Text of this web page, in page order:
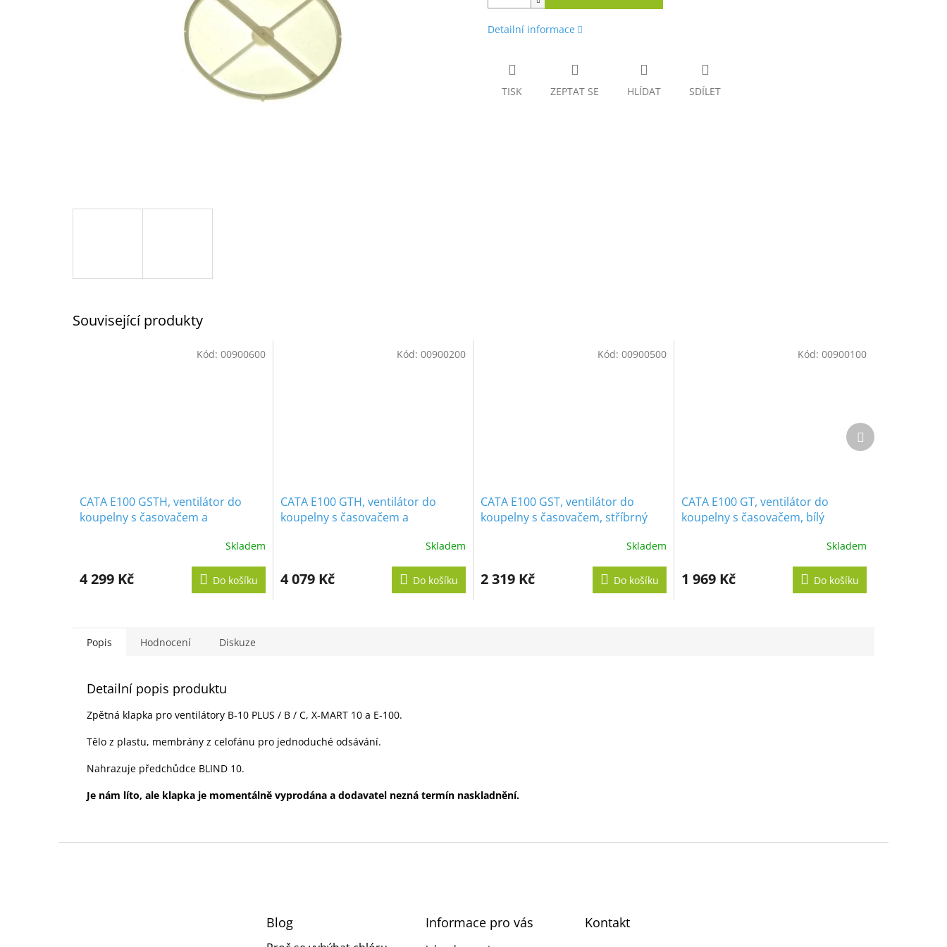
Detailní informace
TISK ZEPTAT SE HLÍDAT SDÍLET
Související produkty
CATA E100 GSTH, ventilátor do
koupelny s časovačem a
Skladem
4 299 Kč Do košíku
Kód: 00900600
CATA E100 GTH, ventilátor do
koupelny s časovačem a
produktu
je
Skladem
4 079 Kč Do košíku
Kód: 00900200
CATA E100 GST, ventilátor do
koupelny s časovačem, stříbrný
Skladem
2 319 Kč Do košíku
Kód: 00900500
CATA E100 GT, ventilátor do
koupelny s časovačem, bílý
Skladem
1 969 Kč Do košíku
Kód: 00900100
Další
produkt
Popis Hodnocení Diskuze
Detailní popis produktu
Zpětná klapka pro ventilátory B-10 PLUS / B / C, X-MART 10 a E-100.
Tělo z plastu, membrány z celofánu pro jednoduché odsávání.
Nahrazuje předchůdce BLIND 10.
Je nám líto, ale klapka je momentálně vyprodána a dodavatel nezná termín naskladnění.
Blog Informace pro vás Kontakt